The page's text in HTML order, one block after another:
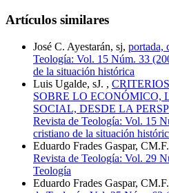
Artículos similares
José C. Ayestarán, sj, portada,
Teología: Vol. 15 Núm. 33
de la situación histórica
Luis Ugalde, sJ. ,
SOBRE LO ECONÓMICO,
SOCIAL, DESDE LA
Revista de Teología: Vol. 15
cristiano de la situación
Eduardo Frades Gaspar,
Revista de Teología: Vol. 29
Teología
Eduardo Frades Gaspar,